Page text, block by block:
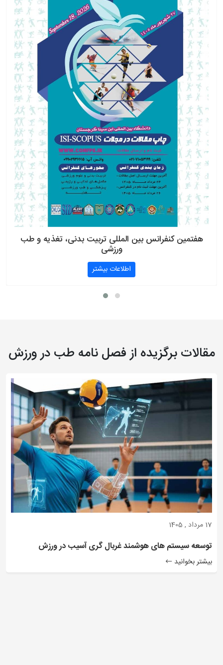
هفتمین کنفرانس بین المللی تربیت بدنی، تغذیه و طب
ورزشی
اطلاعات بیشتر
مقالات برگزیده از فصل نامه طب در ورزش
17 مرداد , 1405
توسعه سیستم های هوشمند غربال گری آسیب در ورزش
بیشتر بخوانید